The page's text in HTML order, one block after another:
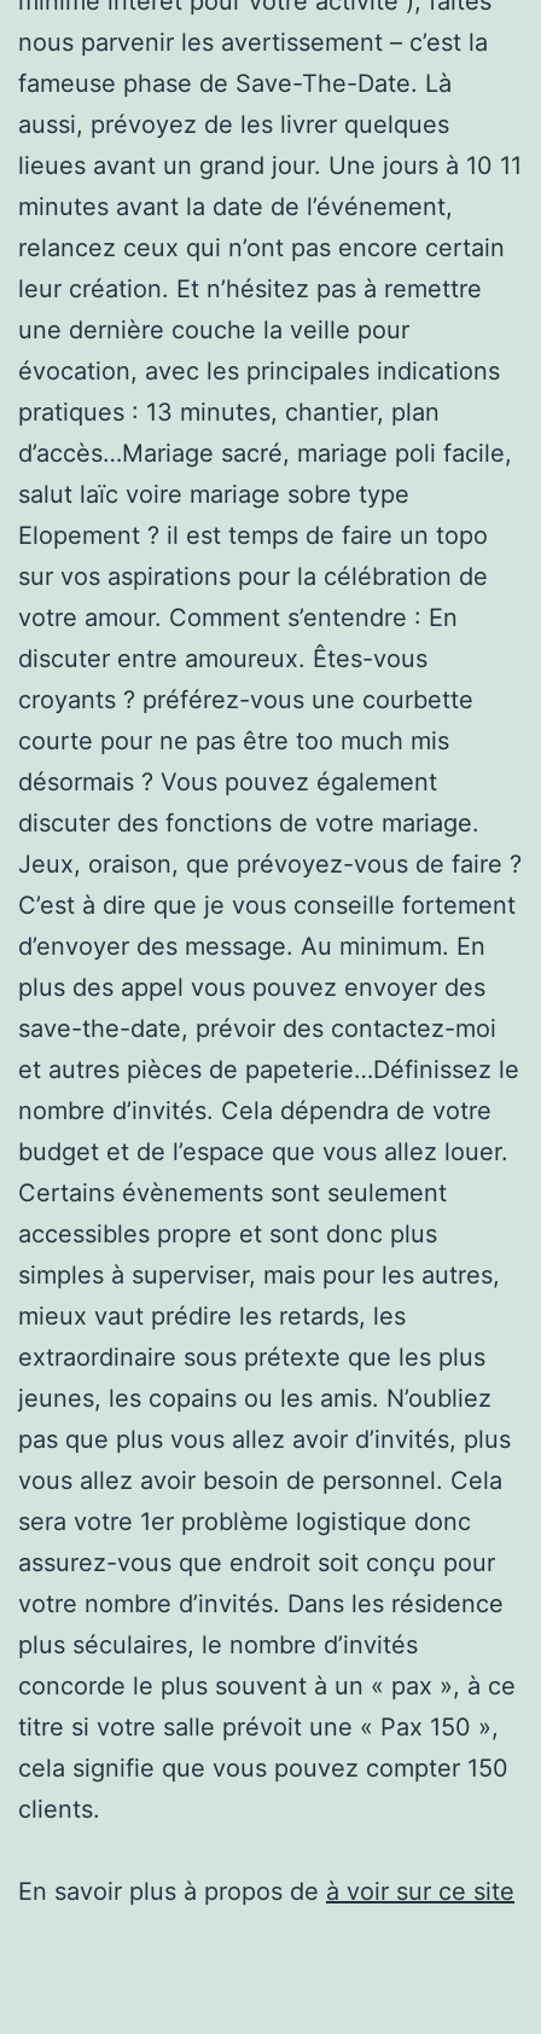
nous parvenir les avertissement – c’est la
fameuse phase de Save-The-Date. Là
aussi, prévoyez de les livrer quelques
lieues avant un grand jour. Une jours à 10 11
minutes avant la date de l’événement,
relancez ceux qui n’ont pas encore certain
leur création. Et n’hésitez pas à remettre
une dernière couche la veille pour
évocation, avec les principales indications
pratiques : 13 minutes, chantier, plan
d’accès…Mariage sacré, mariage poli facile,
salut laïc voire mariage sobre type
Elopement ? il est temps de faire un topo
sur vos aspirations pour la célébration de
votre amour. Comment s’entendre : En
discuter entre amoureux. Êtes-vous
croyants ? préférez-vous une courbette
courte pour ne pas être too much mis
désormais ? Vous pouvez également
discuter des fonctions de votre mariage.
Jeux, oraison, que prévoyez-vous de faire ?
C’est à dire que je vous conseille fortement
d’envoyer des message. Au minimum. En
plus des appel vous pouvez envoyer des
save-the-date, prévoir des contactez-moi
et autres pièces de papeterie…Définissez le
nombre d’invités. Cela dépendra de votre
budget et de l’espace que vous allez louer.
Certains évènements sont seulement
accessibles propre et sont donc plus
simples à superviser, mais pour les autres,
mieux vaut prédire les retards, les
extraordinaire sous prétexte que les plus
jeunes, les copains ou les amis. N’oubliez
pas que plus vous allez avoir d’invités, plus
vous allez avoir besoin de personnel. Cela
sera votre 1er problème logistique donc
assurez-vous que endroit soit conçu pour
votre nombre d’invités. Dans les résidence
plus séculaires, le nombre d’invités
concorde le plus souvent à un « pax », à ce
titre si votre salle prévoit une « Pax 150 »,
cela signifie que vous pouvez compter 150
clients.
En savoir plus à propos de à voir sur ce site